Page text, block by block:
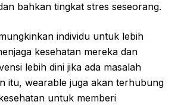
bahkan tingkat stres seseorang.
individu untuk lebih
kesehatan mereka dan
lebih dini jika ada masalah
itu, wearable juga akan terhubung
untuk memberi